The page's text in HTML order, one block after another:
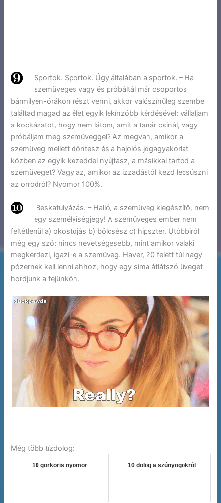
Sportok. Sportok. Úgy általában a sportok. – Ha
szemüveges vagy és próbáltál már csoportos
bármilyen-órákon részt venni, akkor valószínűleg szembe
találtad magad az élet egyik lekínzóbb kérdésével: vállaljam
a kockázatot, hogy nem látom, amit a tanár csinál, vagy
próbáljam meg szemüveggel? Az megvan, amikor a
szemüveg mellett döntesz és a hajolós jógagyakorlat
közben az egyik kezeddel nyújtasz, a másikkal tartod a
szemüveget? Vagy az, amikor az izzadástól kezd lecsúszni
az orrodról? Nyomor 100%.
Beskatulyázás. – Halló, a szemüveg kiegészítő, nem
egy személyiségjegy! A szemüveges ember nem
feltétlenül a) okostojás b) bölcsész c) hipszter. Utóbbiról
még egy szó: nincs nevetségesebb, mint amikor valaki
megkérdezi, igazi-e a szemüveg. Haver, 20 felett túl nagy
pózernek kell lenni ahhoz, hogy egy sima átlátszó üveget
hordjunk a fejünkön.
Még több tízdolog:
10 görkoris nyomor 10 dolog a szúnyogokról